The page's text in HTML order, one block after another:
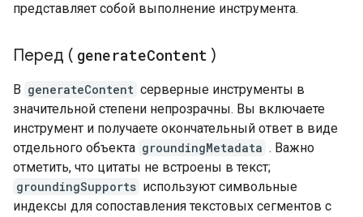
представляет собой выполнение инструмента.
Перед ( generateContent )
В generateContent серверные инструменты в
значительной степени непрозрачны. Вы включаете
инструмент и получаете окончательный ответ в виде
отдельного объекта groundingMetadata . Важно
отметить, что цитаты не встроены в текст;
groundingSupports используют символьные
индексы для сопоставления текстовых сегментов с